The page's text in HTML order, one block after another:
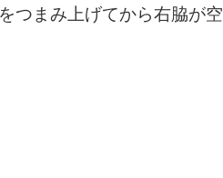
つまみ上げてから右脇が空